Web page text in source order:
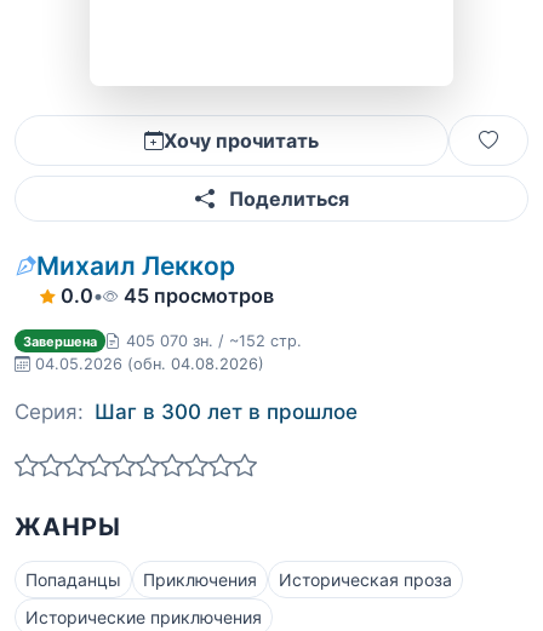
Хочу прочитать
Поделиться
Михаил Леккор
0.0• 45 просмотров
Завершена
405 070 зн. / ~152 стр.
04.05.2026 (обн. 04.08.2026)
Серия: Шаг в 300 лет в прошлое
ЖАНРЫ
Попаданцы Приключения
Историческая проза
Исторические приключения